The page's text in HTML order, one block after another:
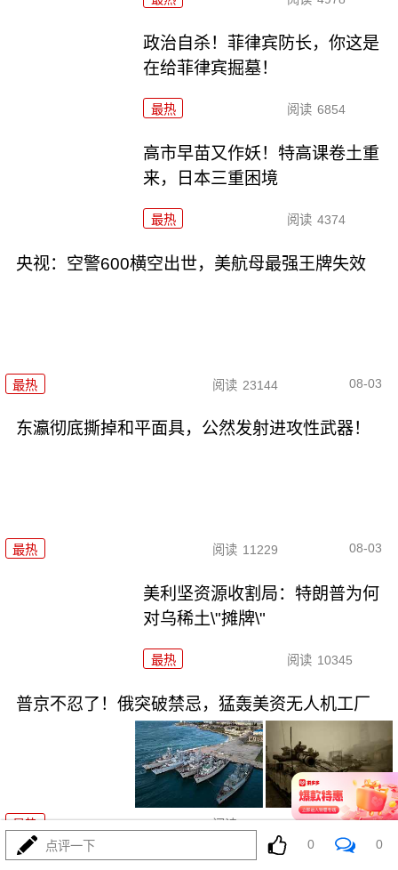
政治自杀！菲律宾防长，你这是
在给菲律宾掘墓！
最热 阅读 6854
高市早苗又作妖！特高课卷土重
来，日本三重困境
最热 阅读 4374
央视：空警600横空出世，美航母最强王牌失效
最热 阅读 23144 08-03
东瀛彻底撕掉和平面具，公然发射进攻性武器！
最热 阅读 11229 08-03
美利坚资源收割局：特朗普为何
对乌稀土\"摊牌\"
最热 阅读 10345
普京不忍了！俄突破禁忌，猛轰美资无人机工厂
最热 阅读 8790 08-03
点评一下 0 0